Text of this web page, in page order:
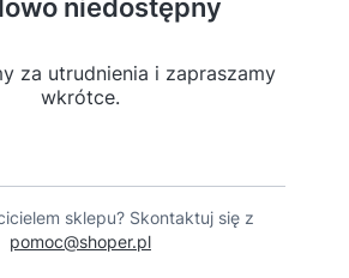
niedostępny
za utrudnienia i zapraszamy
wkrótce.
sklepu? Skontaktuj się z
pomoc@shoper.pl